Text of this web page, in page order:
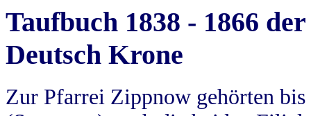
Taufbuch 1838 - 1866
Deutsch Krone
Zur Pfarrei Zippnow gehörten